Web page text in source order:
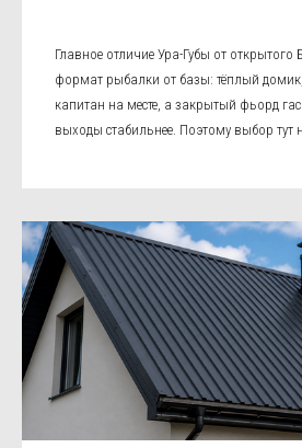
Главное отличие Ура-Губы от
формат рыбалки от базы: тёплый
капитан на месте, а закрытый фьорд
выходы стабильнее. Поэтому выбор тут